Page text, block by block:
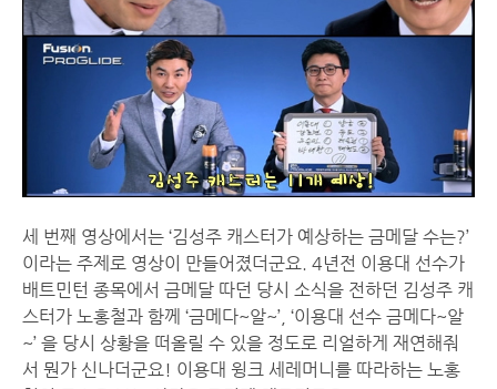
세 번째 영상에서는 ‘김성주 캐스터가 예상하는 금메달 수는?’
이라는 주제로 영상이 만들어졌더군요. 4년전 이용대 선수가
배트민턴 종목에서 금메달 따던 당시 소식을 전하던 김성주 캐
스터가 노홍철과 함께 ‘금메다~알~’, ‘이용대 선수 금메다~알
~’ 을 당시 상황을 떠올릴 수 있을 정도로 리얼하게 재연해줘
서 뭔가 신나더군요! 이용대 윙크 세레머니를 따라하는 노홍